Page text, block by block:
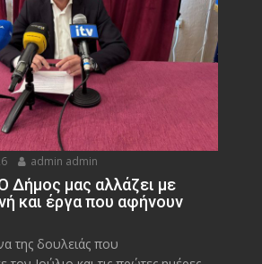
admin admin
Δήμος μας αλλάζει με
και έργα που αφήνουν
της δουλειάς που